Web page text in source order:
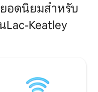
ำ
วเสริม
สมบูรณ์ เป็นสถาน
คุณสามารถพักผ่อ
แท้จริง ที่พักแห่งนี้
ได้รับแรงบันดาลใ
อดนิยมสำหรับ
Keatley